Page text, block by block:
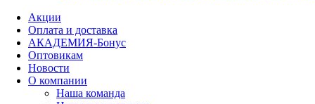
Акции
Оплата и доставка
АКАДЕМИЯ-Бонус
Оптовикам
Новости
О компании
Наша команда